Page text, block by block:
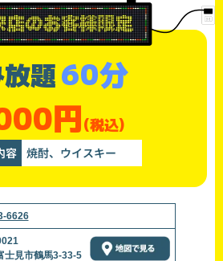
題60分
円(税込)
容 焼酎、ウイスキー
6626
士見市鶴馬3-33-5